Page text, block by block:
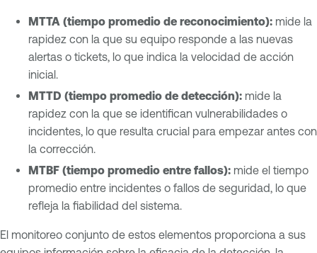
MTTA (tiempo promedio de reconocimiento): mide la
rapidez con la que su equipo responde a las nuevas
alertas o tickets, lo que indica la velocidad de acción
inicial.
MTTD (tiempo promedio de detección): mide la
rapidez con la que se identifican vulnerabilidades o
incidentes, lo que resulta crucial para empezar antes con
la corrección.
MTBF (tiempo promedio entre fallos): mide el tiempo
promedio entre incidentes o fallos de seguridad, lo que
refleja la fiabilidad del sistema.
El monitoreo conjunto de estos elementos proporciona a sus